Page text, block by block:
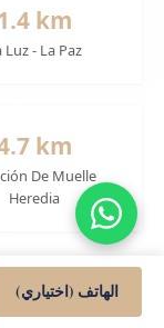
km
Luz - La Paz
km
De Muelle
Heredia
الهاتف (اختياري)